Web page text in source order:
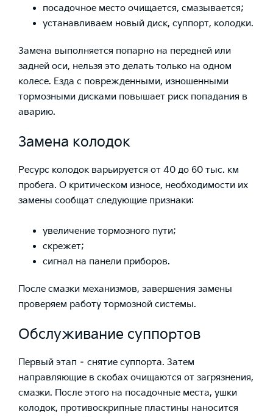
посадочное место очищается, смазывается;
устанавливаем новый диск, суппорт, колодки.
Замена выполняется попарно на передней или
задней оси, нельзя это делать только на одном
колесе. Езда с поврежденными, изношенными
тормозными дисками повышает риск попадания в
аварию.
Замена колодок
Ресурс колодок варьируется от 40 до 60 тыс. км
пробега. О критическом износе, необходимости их
замены сообщат следующие признаки:
увеличение тормозного пути;
скрежет;
сигнал на панели приборов.
После смазки механизмов, завершения замены
проверяем работу тормозной системы.
Обслуживание суппортов
Первый этап – снятие суппорта. Затем
направляющие в скобах очищаются от загрязнения,
смазки. После этого на посадочные места, ушки
колодок, противоскрипные пластины наносится